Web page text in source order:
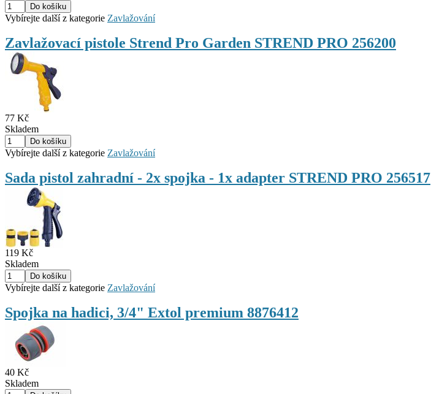
Vybírejte další z kategorie Zavlažování
Zavlažovací pistole Strend Pro Garden STREND PRO 256200
77 Kč
Skladem
Vybírejte další z kategorie Zavlažování
Sada pistol zahradní - 2x spojka - 1x adapter STREND PRO 256517
119 Kč
Skladem
Vybírejte další z kategorie Zavlažování
Spojka na hadici, 3/4" Extol premium 8876412
40 Kč
Skladem